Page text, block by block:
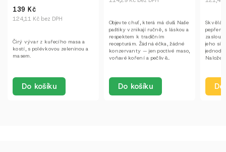
124,11 Kč bez DPH
139 Kč
Do košíku
Čirý vývar z kuřecího masa a
kostí, s polévkovou zeleninou a
masem.
Do košíku
Objevte chuť, která má duši. Naše
paštiky vznikají ručně, s láskou a
respektem k tradičním
recepturám. Žádná éčka, žádné
konzervanty — jen poctivé maso,
voňavé koření a pečlivě...
Skvělá
pepřem
jeho